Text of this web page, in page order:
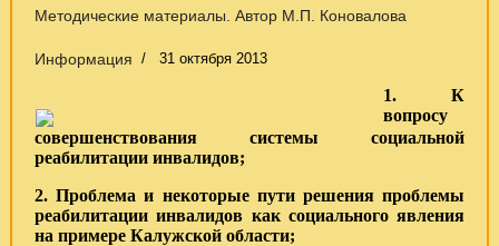
Методические материалы. Автор М.П. Коновалова
Информация 31 октября 2013
1. К
вопросу
совершенствования системы социальной
реабилитации инвалидов;
2. Проблема и некоторые пути решения проблемы
реабилитации инвалидов как социального явления
на примере Калужской области;